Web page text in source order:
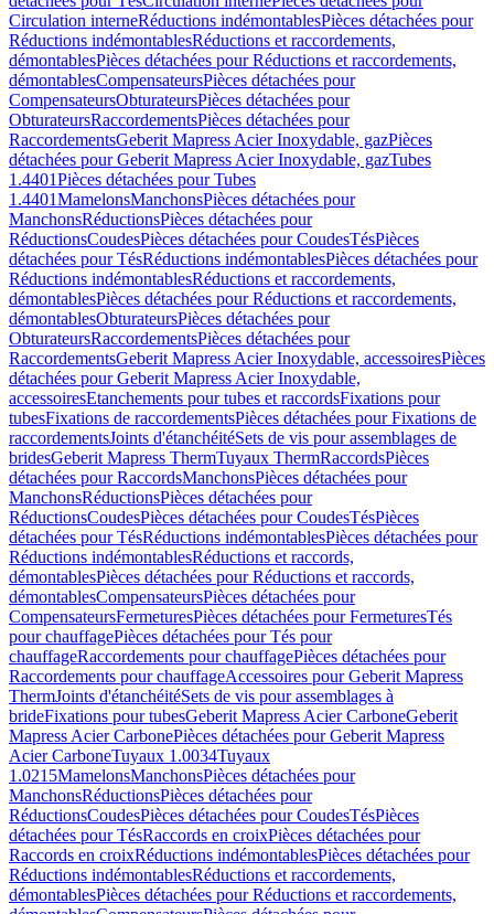
Circulation interneRéductions indémontablesPièces détachées pour
Réductions indémontablesRéductions et raccordements,
démontablesPièces détachées pour Réductions et raccordements,
démontablesCompensateursPièces détachées pour
CompensateursObturateursPièces détachées pour
ObturateursRaccordementsPièces détachées pour
RaccordementsGeberit Mapress Acier Inoxydable, gazPièces
détachées pour Geberit Mapress Acier Inoxydable, gazTubes
1.4401Pièces détachées pour Tubes
1.4401MamelonsManchonsPièces détachées pour
ManchonsRéductionsPièces détachées pour
RéductionsCoudesPièces détachées pour CoudesTésPièces
détachées pour TésRéductions indémontablesPièces détachées pour
Réductions indémontablesRéductions et raccordements,
démontablesPièces détachées pour Réductions et raccordements,
démontablesObturateursPièces détachées pour
ObturateursRaccordementsPièces détachées pour
RaccordementsGeberit Mapress Acier Inoxydable, accessoiresPièces
détachées pour Geberit Mapress Acier Inoxydable,
accessoiresEtanchements pour tubes et raccordsFixations pour
tubesFixations de raccordementsPièces détachées pour Fixations de
raccordementsJoints d'étanchéitéSets de vis pour assemblages de
bridesGeberit Mapress ThermTuyaux ThermRaccordsPièces
détachées pour RaccordsManchonsPièces détachées pour
ManchonsRéductionsPièces détachées pour
RéductionsCoudesPièces détachées pour CoudesTésPièces
détachées pour TésRéductions indémontablesPièces détachées pour
Réductions indémontablesRéductions et raccords,
démontablesPièces détachées pour Réductions et raccords,
démontablesCompensateursPièces détachées pour
CompensateursFermeturesPièces détachées pour FermeturesTés
pour chauffagePièces détachées pour Tés pour
chauffageRaccordements pour chauffagePièces détachées pour
Raccordements pour chauffageAccessoires pour Geberit Mapress
ThermJoints d'étanchéitéSets de vis pour assemblages à
brideFixations pour tubesGeberit Mapress Acier CarboneGeberit
Mapress Acier CarbonePièces détachées pour Geberit Mapress
Acier CarboneTuyaux 1.0034Tuyaux
1.0215MamelonsManchonsPièces détachées pour
ManchonsRéductionsPièces détachées pour
RéductionsCoudesPièces détachées pour CoudesTésPièces
détachées pour TésRaccords en croixPièces détachées pour
Raccords en croixRéductions indémontablesPièces détachées pour
Réductions indémontablesRéductions et raccordements,
démontablesPièces détachées pour Réductions et raccordements,